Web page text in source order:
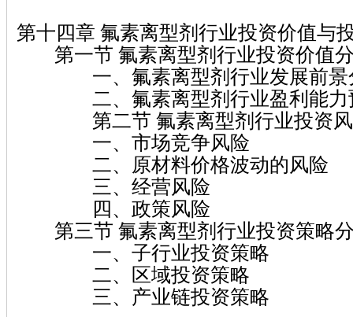
第十四章 氟素离型剂行业投资价值与
第一节 氟素离型剂行业投资价值
一、氟素离型剂行业发展前景
二、氟素离型剂行业盈利能力
第二节 氟素离型剂行业投资风
一、市场竞争风险
二、原材料价格波动的风险
三、经营风险
四、政策风险
第三节 氟素离型剂行业投资策略
一、子行业投资策略
二、区域投资策略
三、产业链投资策略